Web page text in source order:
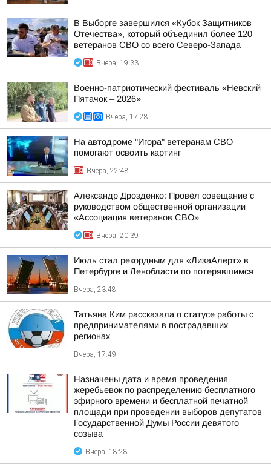
В Выборге завершился «Кубок Защитников
Отечества», который объединил более 120
ветеранов СВО со всего Северо-Запада
Вчера, 19:33
Военно-патриотический фестиваль «Невский
Пятачок – 2026»
Вчера, 17:28
На автодроме "Игора" ветеранам СВО
помогают освоить картинг
Вчера, 22:48
Александр Дрозденко: Провёл совещание с
руководством общественной организации
«Ассоциация ветеранов СВО»
Вчера, 20:39
Июль стал рекордным для «ЛизаАлерт» в
Петербурге и Ленобласти по потерявшимся
Вчера, 23:48
Татьяна Ким рассказала о статусе работы с
предпринимателями в пострадавших
регионах
Вчера, 17:49
Назначены дата и время проведения
жеребьевок по распределению бесплатного
эфирного времени и бесплатной печатной
площади при проведении выборов депутатов
Государственной Думы России девятого
созыва
Вчера, 18:28